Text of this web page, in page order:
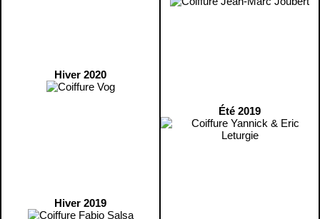
Hiver 2020
Hiver 2019
Été 2019